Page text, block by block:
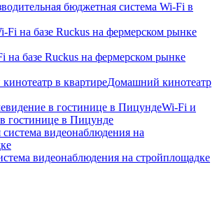
бюджетная система Wi-Fi в
на базе Ruckus на фермерском рынке
Домашний кинотеатр
Wi-Fi и
гостинице в Пицунде
видеонаблюдения на стройплощадке